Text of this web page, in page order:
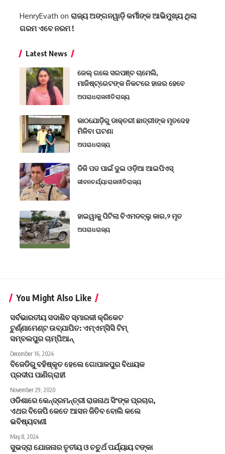
HenryEvath on ରାଜ୍ୟ ଅଙ୍ଗନୱାଡ଼ି କର୍ମୀଙ୍କ ଆଭିମୁଖ୍ୟ ଥିଲା
ଗରମ ଏବେ ନରମ !
Latest News
ଜେଲ୍ ଗଲେ ସରପଞ୍ଚ ଚାମେଲି,
ମାଜିଷ୍ଟ୍ରେଟଙ୍କ ନିକଟରେ ହାଜର ହେବେ
ଅପରାଧରାଜନୀତିରାଜ୍ୟ
କାଠଯୋଡ଼ିରୁ ଡାକ୍ତରୀ ଛାତ୍ରୀଙ୍କ ମୃତଦେହ
ମିଳିବା ଘଟଣା
ଅପରାଧରାଜ୍ୟ
ଡିଜି ପଦ ପାଇଁ ଦୁଇ ଓଡ଼ିଆ ଆଇପିଏସ୍
ଜୀବନଚର୍ଯ୍ୟାରାଜନୀତିରାଜ୍ୟ
ହାଇୱାକୁ ପିଟିଲା ବିଏମଡବ୍ଲୁ କାର,୨ ମୃତ
ଅପରାଧରାଜ୍ୟ
You Might Also Like
ସର୍ବଭାରତୀୟ ସଦାଶିବ ସ୍ମାରକୀ କ୍ରିକେଟ
ଟୁର୍ଣ୍ଣାମେଣ୍ଟ ଉବ୍‌ଯାପିତ: ଏମ୍ଏମ୍‌ସିସି ଟିମ୍
ସମ୍ବଲପୁର ଚାମ୍ପିଆନ୍
December 16, 2024
ବିଜେଡିରୁ ବହିଷ୍କୃତ ହେଲେ ଗୋପାଳପୁର ବିଧାୟକ
ପ୍ରଦୀପ ପାଣିଗ୍ରାହୀ
November 29, 2020
ଓଡିଶାରେ କେନ୍ଦ୍ରମନ୍ତ୍ରୀ ରାଜନାଥ ସିଂଙ୍କ ପ୍ରଚାର,
ଏଥର ବିଜେପି କେତେ ଆସନ ଜିତିବ ବୋଲି କଲେ
ଭବିଷ୍ୟବାଣୀ
May 8, 2024
ସୁଭଦ୍ରା ଯୋଜନାର ତୃତୀୟ ଓ ଚତୁର୍ଥ ପର୍ଯ୍ୟାୟ ଟଙ୍କା